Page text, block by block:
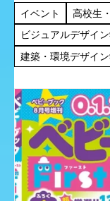
抜Ⅰ期＜体験型＞
いる方におすす
体験型 […]
イベント 高校生
ビジュアルデザイ
建築・環境デザイ